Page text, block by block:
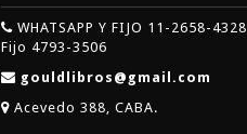
WHATSAPP Y FIJO 11-2658-4328
Fijo 4793-3506
gouldlibros@gmail.com
Acevedo 388, CABA.